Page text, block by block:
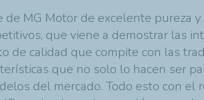
MG Motor de excelente pureza
que viene a demostrar las
de calidad que compite con las
que no solo lo hacen ser
del mercado. Todo esto con